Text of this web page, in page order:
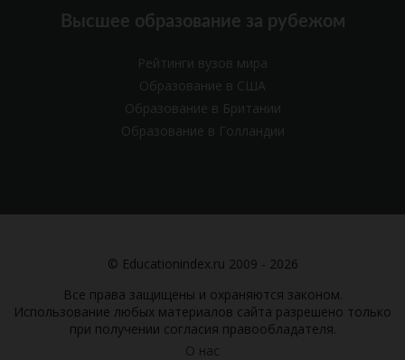
Высшее образование за рубежом
Рейтинги вузов мира
Образование в США
Образование в Британии
Образование в Голландии
© Educationindex.ru 2009 - 2026
Все права защищены и охраняются законом.
Использование любых материалов сайта разрешено только
при получении согласия правообладателя.
О нас